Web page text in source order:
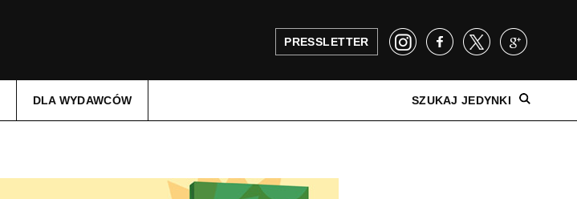
PRESSLETTER
DLA WYDAWCÓW SZUKAJ JEDYNKI